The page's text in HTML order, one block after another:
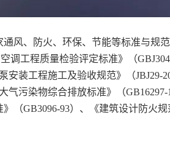
风、防火、环保、节能等标准与规
调工程质量检验评定标准》（
安装工程施工及验收规范》（JBJ29-
气污染物综合排放标准》（GB16297-
（GB3096-93）、《建筑设计防火